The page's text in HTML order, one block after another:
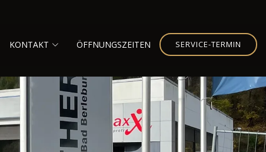
KONTAKT ÖFFNUNGSZEITEN SERVICE-TERMIN